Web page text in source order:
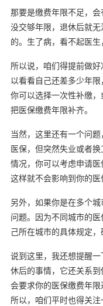
那要是缴费年限不足，
没交够年限，退休后就
的。生了病，看不起医生
所以说，咱们得提前做
以看看自己还差多少年限
你可以选择一次性补缴
把医保缴费年限补齐。
当然，这里还有一个问
医保，但突然失业或者
情况，你可以考虑申请医
这样就不会影响到你的医
另外，如果你是在多个
问题。因为不同城市的
己所在城市的具体规定
说到这里，我还想提醒
休后的事情，它还关系
会要求你的医保缴费年限
所以，咱们平时也得关